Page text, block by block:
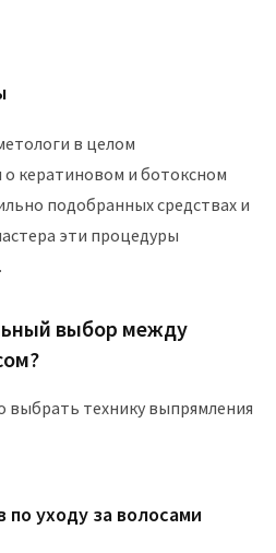
в целом
кератиновом и ботоксном
подобранных средствах и
эти процедуры
выбор между
выбрать технику выпрямления
уходу за волосами